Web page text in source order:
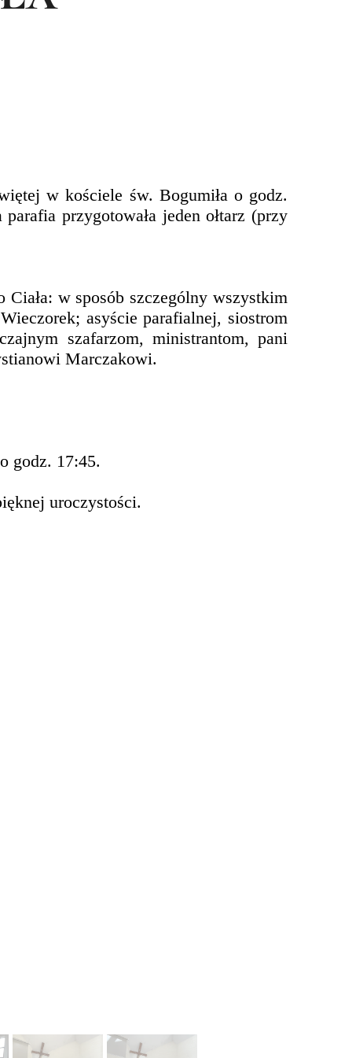
w kościele św. Bogumiła o godz.
przygotowała jeden ołtarz (przy
w sposób szczególny wszystkim
asyście parafialnej, siostrom
szafarzom, ministrantom, pani
Marczakowi.
godz. 17:45.
uroczystości.